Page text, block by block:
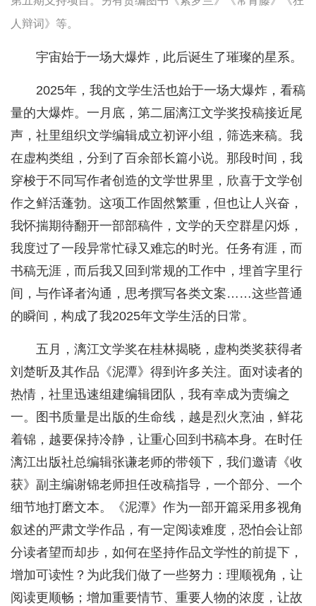
人辩词》等。
宇宙始于一场大爆炸，此后诞生了璀璨的星系。
2025年，我的文学生活也始于一场大爆炸，看稿
量的大爆炸。一月底，第二届漓江文学奖投稿接近尾
声，社里组织文学编辑成立初评小组，筛选来稿。我
在虚构类组，分到了百余部长篇小说。那段时间，我
穿梭于不同写作者创造的文学世界里，欣喜于文学创
作之鲜活蓬勃。这项工作固然繁重，但也让人兴奋，
我怀揣期待翻开一部部稿件，文学的天空群星闪烁，
我度过了一段异常忙碌又难忘的时光。任务有涯，而
书稿无涯，而后我又回到常规的工作中，埋首字里行
间，与作译者沟通，思考撰写各类文案……这些普通
的瞬间，构成了我2025年文学生活的日常。
五月，漓江文学奖在桂林揭晓，虚构类奖获得者
刘楚昕及其作品《泥潭》得到许多关注。面对读者的
热情，社里迅速组建编辑团队，我有幸成为责编之
一。图书质量是出版的生命线，越是烈火烹油，鲜花
着锦，越要保持冷静，让重心回到书稿本身。在时任
漓江出版社总编辑张谦老师的带领下，我们邀请《收
获》副主编谢锦老师担任改稿指导，一个部分、一个
细节地打磨文本。《泥潭》作为一部开篇采用多视角
叙述的严肃文学作品，有一定阅读难度，恐怕会让部
分读者望而却步，如何在坚持作品文学性的前提下，
增加可读性？为此我们做了一些努力：理顺视角，让
阅读更顺畅；增加重要情节、重要人物的浓度，让故